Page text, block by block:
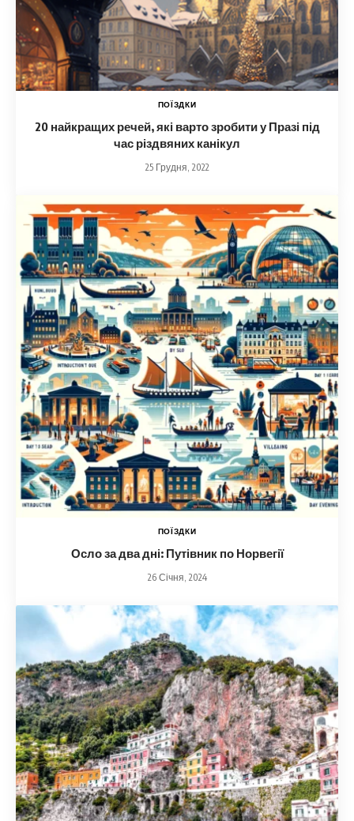
ПОЇЗДКИ
20 найкращих речей, які варто зробити у Празі під
час різдвяних канікул
25 Грудня, 2022
ПОЇЗДКИ
Осло за два дні: Путівник по Норвегії
26 Січня, 2024